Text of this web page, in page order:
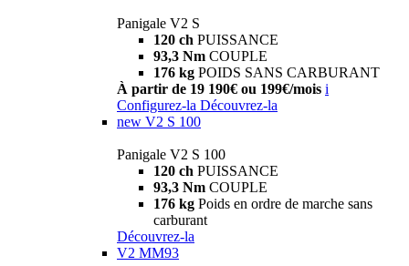
Panigale V2 S
120 ch PUISSANCE
93,3 Nm COUPLE
176 kg POIDS SANS CARBURANT
À partir de 19 190€ ou 199€/mois i
Configurez-la Découvrez-la
new V2 S 100
Panigale V2 S 100
120 ch PUISSANCE
93,3 Nm COUPLE
176 kg Poids en ordre de marche sans
carburant
Découvrez-la
V2 MM93